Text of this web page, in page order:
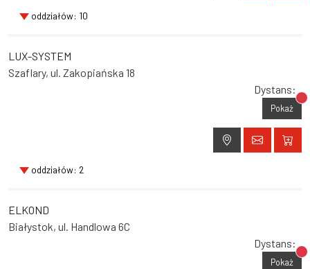
oddziałów: 10
LUX-SYSTEM
Szaflary, ul. Zakopiańska 18
Dystans:
Pokaż
oddziałów: 2
ELKOND
Białystok, ul. Handlowa 6C
Dystans:
Pokaż